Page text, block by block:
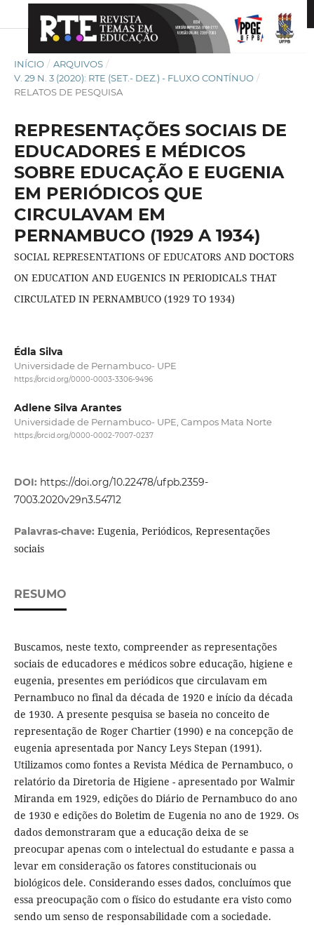
INÍCIO / ARQUIVOS /
V. 29 N. 3 (2020): RTE (SET.- DEZ.) - FLUXO CONTÍNUO /
RELATOS DE PESQUISA
REPRESENTAÇÕES SOCIAIS DE
EDUCADORES E MÉDICOS
SOBRE EDUCAÇÃO E EUGENIA
EM PERIÓDICOS QUE
CIRCULAVAM EM
PERNAMBUCO (1929 A 1934)
SOCIAL REPRESENTATIONS OF EDUCATORS AND DOCTORS
ON EDUCATION AND EUGENICS IN PERIODICALS THAT
CIRCULATED IN PERNAMBUCO (1929 TO 1934)
Édla Silva
Universidade de Pernambuco- UPE
https://orcid.org/0000-0003-3306-9496
Adlene Silva Arantes
Universidade de Pernambuco- UPE, Campos Mata Norte
https://orcid.org/0000-0002-7007-0237
DOI: https://doi.org/10.22478/ufpb.2359-
7003.2020v29n3.54712
Palavras-chave: Eugenia, Periódicos, Representações
sociais
RESUMO
Buscamos, neste texto, compreender as representações
sociais de educadores e médicos sobre educação, higiene e
eugenia, presentes em periódicos que circulavam em
Pernambuco no final da década de 1920 e início da década
de 1930. A presente pesquisa se baseia no conceito de
representação de Roger Chartier (1990) e na concepção de
eugenia apresentada por Nancy Leys Stepan (1991).
Utilizamos como fontes a Revista Médica de Pernambuco, o
relatório da Diretoria de Higiene - apresentado por Walmir
Miranda em 1929, edições do Diário de Pernambuco do ano
de 1930 e edições do Boletim de Eugenia no ano de 1929. Os
dados demonstraram que a educação deixa de se
preocupar apenas com o intelectual do estudante e passa a
levar em consideração os fatores constitucionais ou
biológicos dele. Considerando esses dados, concluímos que
essa preocupação com o físico do estudante era visto como
sendo um senso de responsabilidade com a sociedade.